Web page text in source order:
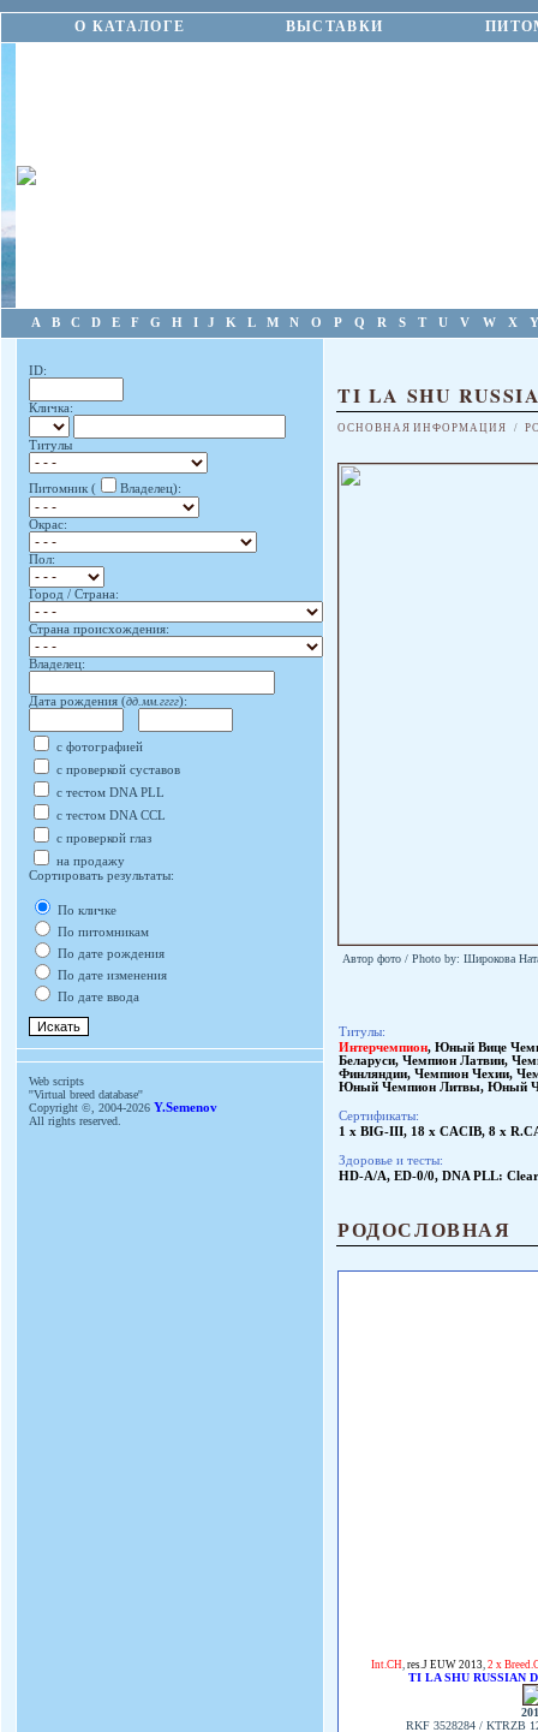
О КАТАЛОГЕ ВЫСТАВКИ
A B C D E F G H I J K L M N O P Q R S T U V W X Y
ID:
Кличка:
Титулы
Питомник ( Владелец):
Окрас:
Пол:
Город / Страна:
Страна происхождения:
Владелец:
Дата рождения (дд.мм.гггг):
с фотографией
с проверкой суставов
с тестом DNA PLL
с тестом DNA CCL
с проверкой глаз
на продажу
Сортировать результаты:
По кличке
По питомникам
По дате рождения
По дате изменения
По дате ввода
Web scripts
''Virtual breed database''
Copyright ©, 2004-2026 Y.Semenov
All rights reserved.
TI LA SHU
ОСНОВНАЯ ИНФОРМАЦИЯ /
Автор фото / Photo by: Широкова
Титулы:
Интерчемпион, Юный Вице
Беларуси, Чемпион Латвии,
Финляндии, Чемпион Чехии,
Юный Чемпион Литвы, Юный
Сертификаты:
1 x BIG-III, 18 x CACIB, 8 x
Здоровье и тесты:
HD-A/A, ED-0/0, DNA PLL:
РОДОСЛОВНАЯ
Int.CH, res.J EUW 2013, 2 x
TI LA SHU RUSSIAN
RKF 3528284 / KTRZB